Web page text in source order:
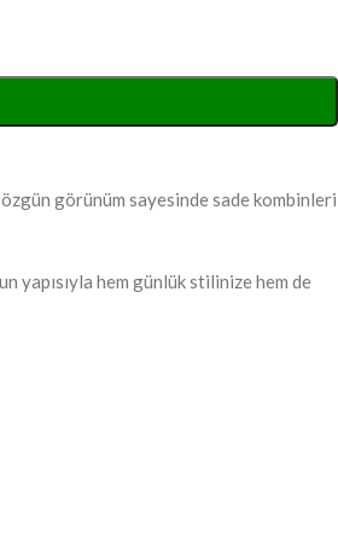
görünüm sayesinde sade kombinleri
yapısıyla hem günlük stilinize hem de